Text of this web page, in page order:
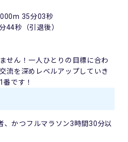
35分03秒
44秒（引退後）
せん！一人ひとりの目標に合わ
流を深めレベルアップしていき
です！
、かつフルマラソン3時間30分以